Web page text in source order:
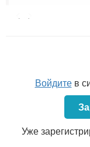
Республики
фактического
проводится при
предусмотрено.
Войдитев
Уже